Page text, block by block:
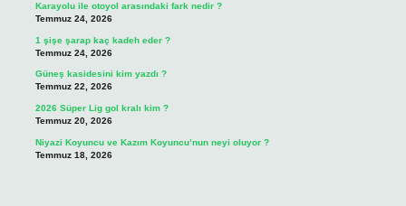
Karayolu ile otoyol arasındaki fark nedir ?
Temmuz 24, 2026
1 şişe şarap kaç kadeh eder ?
Temmuz 24, 2026
Güneş kasidesini kim yazdı ?
Temmuz 22, 2026
2026 Süper Lig gol kralı kim ?
Temmuz 20, 2026
Niyazi Koyuncu ve Kazım Koyuncu’nun neyi oluyor ?
Temmuz 18, 2026